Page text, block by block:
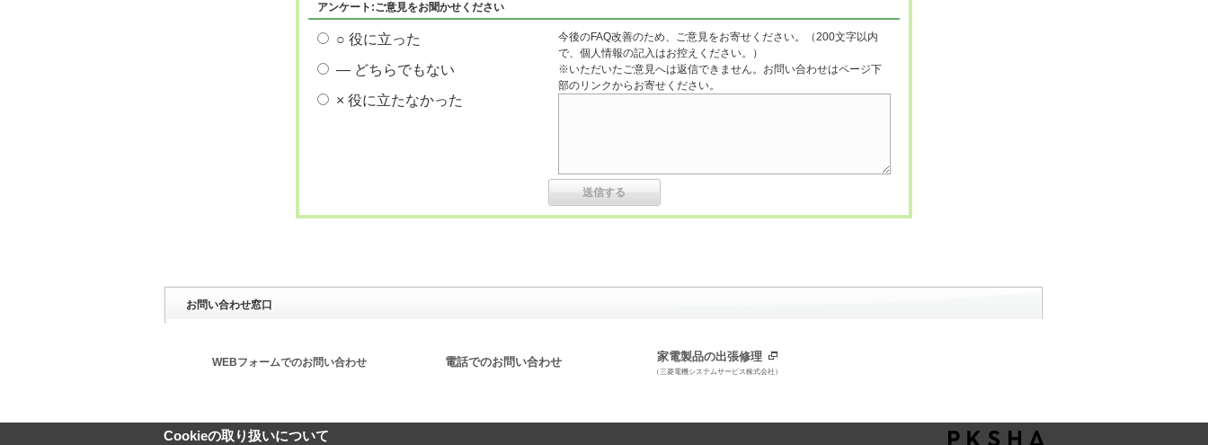
アンケート:ご意見をお聞かせください
○ 役に立った
― どちらでもない
× 役に立たなかった
今後のFAQ改善のため、ご意見をお寄せください。（200文字以内
で、個人情報の記入はお控えください。）
※いただいたご意見へは返信できません。お問い合わせはページ下
部のリンクからお寄せください。
お問い合わせ窓口
WEBフォームでのお問い合わせ 電話でのお問い合わせ 家電製品の出張修理
（三菱電機システムサービス株式会社）
Cookieの取り扱いについて